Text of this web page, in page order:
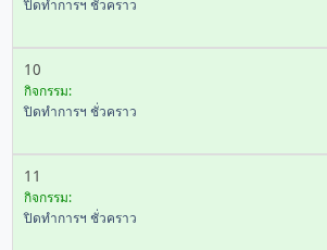
ปิดทำการฯ ชั่วคราว
10
กิจกรรม:
ปิดทำการฯ ชั่วคราว
11
กิจกรรม:
ปิดทำการฯ ชั่วคราว